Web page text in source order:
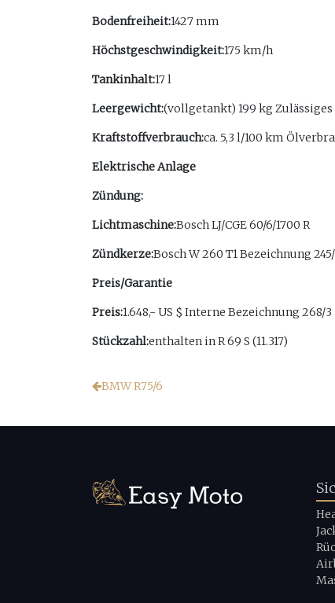
Bodenfreiheit:1427 mm
Höchstgeschwindigkeit:175 km/h
Tankinhalt:17 l
Leergewicht:(vollgetankt) 199 kg
Kraftstoffverbrauch:ca. 5,3 l/100 km
Elektrische Anlage
Zündung:
Lichtmaschine:Bosch LJ/CGE 60/6/1700 R
Zündkerze:Bosch W 260 T1 Bezeichnung
Preis/Garantie
Preis:1.648,- US $ Interne Bezeichnung 268/3
Stückzahl:enthalten in R 69 S (11.317)
BMW R75/6